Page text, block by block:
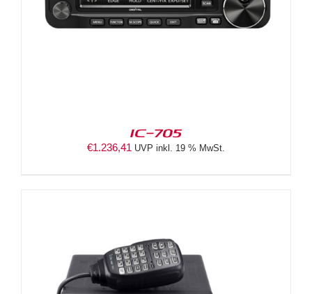
IC-705
€1.236,41 UVP inkl. 19 % MwSt.